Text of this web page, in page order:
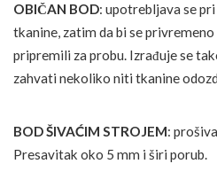
OBIČAN BOD: upotrebljava se
tkanine, zatim da bi se
pripremili za probu. Izrađuje se
zahvati nekoliko niti tkanine
BOD ŠIVAĆIM STROJEM:
Presavitak oko 5 mm i širi porub.